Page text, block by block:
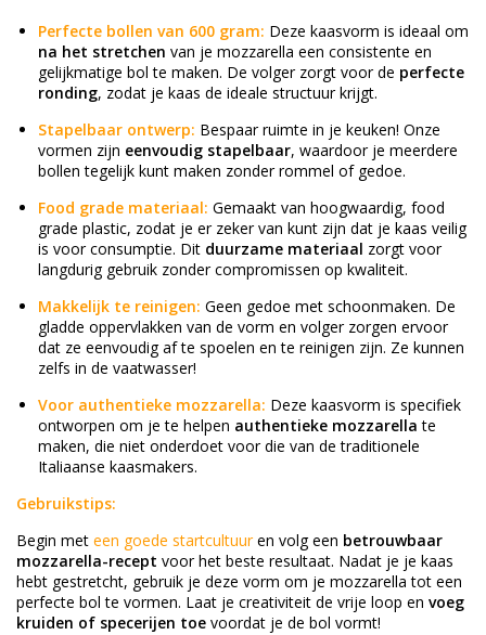
Perfecte bollen van 600 gram: Deze kaasvorm is ideaal om
na het stretchen van je mozzarella een consistente en
gelijkmatige bol te maken. De volger zorgt voor de perfecte
ronding, zodat je kaas de ideale structuur krijgt.
Stapelbaar ontwerp: Bespaar ruimte in je keuken! Onze
vormen zijn eenvoudig stapelbaar, waardoor je meerdere
bollen tegelijk kunt maken zonder rommel of gedoe.
Food grade materiaal: Gemaakt van hoogwaardig, food
grade plastic, zodat je er zeker van kunt zijn dat je kaas veilig
is voor consumptie. Dit duurzame materiaal zorgt voor
langdurig gebruik zonder compromissen op kwaliteit.
Makkelijk te reinigen: Geen gedoe met schoonmaken. De
gladde oppervlakken van de vorm en volger zorgen ervoor
dat ze eenvoudig af te spoelen en te reinigen zijn. Ze kunnen
zelfs in de vaatwasser!
Voor authentieke mozzarella: Deze kaasvorm is specifiek
ontworpen om je te helpen authentieke mozzarella te
maken, die niet onderdoet voor die van de traditionele
Italiaanse kaasmakers.
Gebruikstips:
Begin met een goede startcultuuren volg een betrouwbaar
mozzarella-recept voor het beste resultaat. Nadat je je kaas
hebt gestretcht, gebruik je deze vorm om je mozzarella tot een
perfecte bol te vormen. Laat je creativiteit de vrije loop en voeg
kruiden of specerijen toe voordat je de bol vormt!